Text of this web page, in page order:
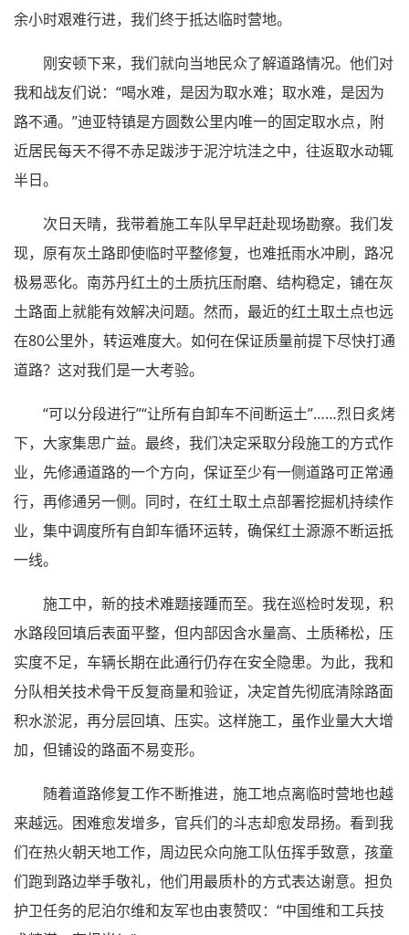
余小时艰难行进，我们终于抵达临时营地。
刚安顿下来，我们就向当地民众了解道路情况。他们对
我和战友们说：“喝水难，是因为取水难；取水难，是因为
路不通。”迪亚特镇是方圆数公里内唯一的固定取水点，附
近居民每天不得不赤足跋涉于泥泞坑洼之中，往返取水动辄
半日。
次日天晴，我带着施工车队早早赶赴现场勘察。我们发
现，原有灰土路即使临时平整修复，也难抵雨水冲刷，路况
极易恶化。南苏丹红土的土质抗压耐磨、结构稳定，铺在灰
土路面上就能有效解决问题。然而，最近的红土取土点也远
在80公里外，转运难度大。如何在保证质量前提下尽快打通
道路？这对我们是一大考验。
“可以分段进行”“让所有自卸车不间断运土”……烈日炙烤
下，大家集思广益。最终，我们决定采取分段施工的方式作
业，先修通道路的一个方向，保证至少有一侧道路可正常通
行，再修通另一侧。同时，在红土取土点部署挖掘机持续作
业，集中调度所有自卸车循环运转，确保红土源源不断运抵
一线。
施工中，新的技术难题接踵而至。我在巡检时发现，积
水路段回填后表面平整，但内部因含水量高、土质稀松，压
实度不足，车辆长期在此通行仍存在安全隐患。为此，我和
分队相关技术骨干反复商量和验证，决定首先彻底清除路面
积水淤泥，再分层回填、压实。这样施工，虽作业量大大增
加，但铺设的路面不易变形。
随着道路修复工作不断推进，施工地点离临时营地也越
来越远。困难愈发增多，官兵们的斗志却愈发昂扬。看到我
们在热火朝天地工作，周边民众向施工队伍挥手致意，孩童
们跑到路边举手敬礼，他们用最质朴的方式表达谢意。担负
护卫任务的尼泊尔维和友军也由衷赞叹：“中国维和工兵技